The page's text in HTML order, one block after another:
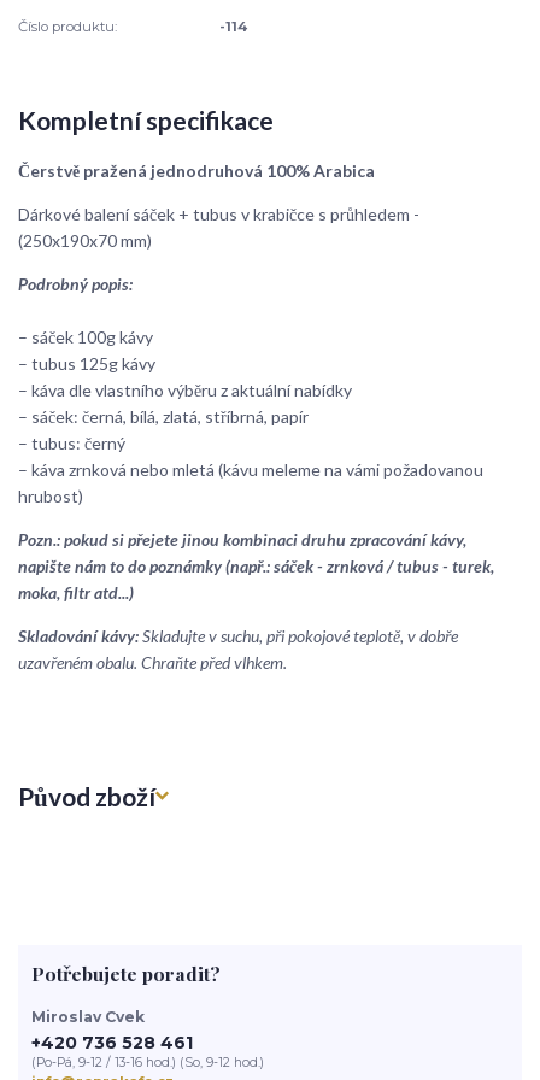
Číslo produktu: -114
Kompletní specifikace
Čerstvě pražená jednodruhová 100% Arabica
Dárkové balení sáček + tubus v krabičce s průhledem -
(250x190x70 mm)
Podrobný popis:
– sáček 100g kávy
– tubus 125g kávy
– káva dle vlastního výběru z aktuální nabídky
– sáček: černá, bílá, zlatá, stříbrná, papír
– tubus: černý
– káva zrnková nebo mletá (kávu meleme na vámi požadovanou
hrubost)
Pozn.: pokud si přejete jinou kombinaci druhu zpracování kávy,
napište nám to do poznámky (např.: sáček - zrnková / tubus - turek,
moka, filtr atd...)
Skladování kávy:Skladujte v suchu, při pokojové teplotě, v dobře
uzavřeném obalu. Chraňte před vlhkem.
Původ zboží
Potřebujete poradit?
Miroslav Cvek
+420 736 528 461
(Po-Pá, 9-12 / 13-16 hod.) (So, 9-12 hod.)